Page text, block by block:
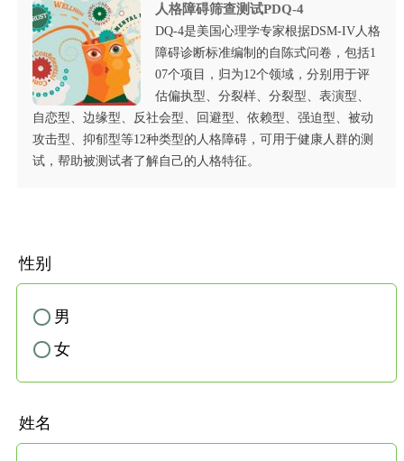
人格障碍筛查测试PDQ-4
DQ-4是美国心理学专家根据DSM-IV人格
障碍诊断标准编制的自陈式问卷，包括1
07个项目，归为12个领域，分别用于评
估偏执型、分裂样、分裂型、表演型、
自恋型、边缘型、反社会型、回避型、依赖型、强迫型、被动
攻击型、抑郁型等12种类型的人格障碍，可用于健康人群的测
试，帮助被测试者了解自己的人格特征。
性别
✓ 男
✓ 女
姓名